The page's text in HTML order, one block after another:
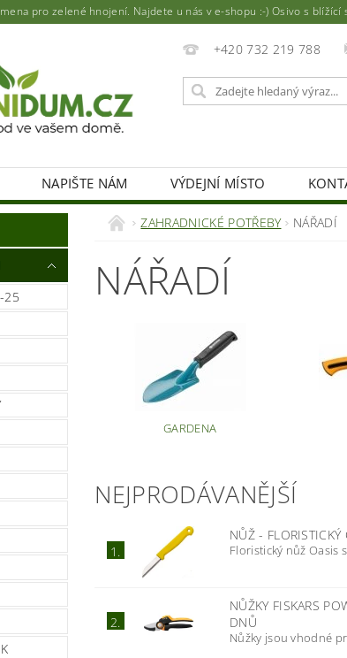
pro zelené hnojení. Najdete u nás v e-shopu :-) Osivo s blížící
+420 732 219 788
NAPIŠTE NÁM VÝDEJNÍ MÍSTO
25
ZAHRADNICKÉ POTŘEBY NÁŘADÍ
NÁŘADÍ
GARDENA
NEJPRODÁVANĚJŠÍ
1.
NŮŽ - FLORISTICKÝ
Floristický nůž Oasis
2.
NŮŽKY FISKARS
DNŮ
Nůžky jsou vhodné